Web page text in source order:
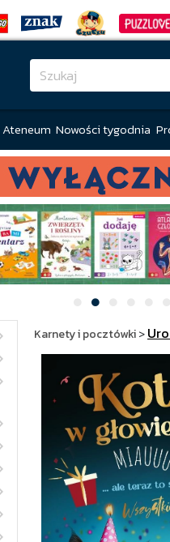
Nowości tygodnia
Karnety i pocztówki>